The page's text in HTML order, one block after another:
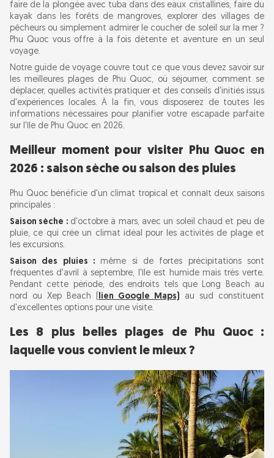
Les 8 plus belles plages de Phu Quoc :
laquelle vous convient le mieux ?
Long Beach (Bai Truong)
Sao Beach (Bai Sao)
Plage Starfish (Rach Vem)
Plage de Khem (Bai Khem)
Plage d'Ong Lang
Plage de Bai Dai (Long Beach Nord)
Plage de Vung Bau (Half Moon Beach)
Où séjourner à Phu Quoc : du luxe au petit
budget
Complexes hôteliers de luxe :
Hôtels de gamme moyenne :
Auberges économiques :
voiture (coûts en 2026)
Location de moto :
Les meilleures activités à Phu Quoc :
plongée avec tuba, plongée sous-marine et
faire de la plongée avec tuba dans des eaux cristallines, faire du
kayak dans les forêts de mangroves, explorer des villages de
pêcheurs ou simplement admirer le coucher de soleil sur la mer ?
Phu Quoc vous offre à la fois détente et aventure en un seul
voyage.
Notre guide de voyage couvre tout ce que vous devez savoir sur
les meilleures plages de Phu Quoc, où séjourner, comment se
déplacer, quelles activités pratiquer et des conseils d'initiés issus
d'expériences locales. À la fin, vous disposerez de toutes les
informations nécessaires pour planifier votre escapade parfaite
sur l'île de Phu Quoc en 2026.
Meilleur moment pour visiter Phu Quoc en
2026 : saison sèche ou saison des pluies
Phu Quoc bénéficie d'un climat tropical et connaît deux saisons
principales :
Saison sèche :d'octobre à mars, avec un soleil chaud et peu de
pluie, ce qui crée un climat idéal pour les activités de plage et
les excursions.
Saison des pluies :même si de fortes précipitations sont
fréquentes d'avril à septembre, l'île est humide mais très verte.
Pendant cette période, des endroits tels que Long Beach au
nord ou Xep Beach (lien Google Maps)
au sud constituent
d'excellentes options pour une visite.
Les 8 plus belles plages de Phu Quoc :
laquelle vous convient le mieux ?